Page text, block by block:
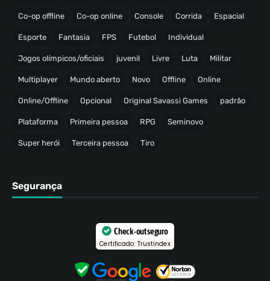
Co-op offline Co-op online Console Corrida Espacial
Esporte Fantasia FPS Futebol Individual
Jogos olímpicos/oficiais juvenil Livre Luta Militar
Multiplayer Mundo aberto Novo Offline Online
Online/Offline Opcional Original Savassi Games padrão
Plataforma Primeira pessoa RPG Seminovo
Super herói Terceira pessoa Tiro
Segurança
Check-out seguro
Certificado: Trustindex